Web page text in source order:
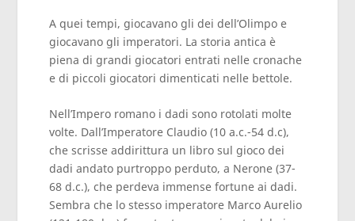
A quei tempi, giocavano gli dei dell’Olimpo e
giocavano gli imperatori. La storia antica è
piena di grandi giocatori entrati nelle cronache
e di piccoli giocatori dimenticati nelle bettole.
Nell’Impero romano i dadi sono rotolati molte
volte. Dall’Imperatore Claudio (10 a.c.-54 d.c),
che scrisse addirittura un libro sul gioco dei
dadi andato purtroppo perduto, a Nerone (37-
68 d.c.), che perdeva immense fortune ai dadi.
Sembra che lo stesso imperatore Marco Aurelio